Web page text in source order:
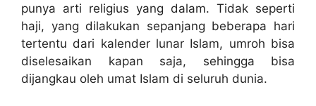
punya arti religius yang dalam. Tidak seperti
haji, yang dilakukan sepanjang beberapa hari
tertentu dari kalender lunar Islam, umroh bisa
diselesaikan kapan saja, sehingga bisa
dijangkau oleh umat Islam di seluruh dunia.